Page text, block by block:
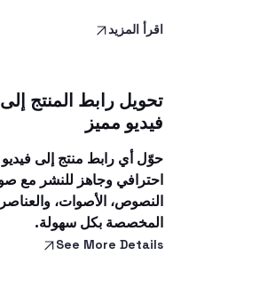
اقرأ المزيد
تحويل رابط المنتج
فيديو مميز
حوّل أي رابط منتج إلى فيديو
احترافي وجاهز للنشر مع
النصوص، الأصوات،
المخصصة بكل سهولة.
See More Details